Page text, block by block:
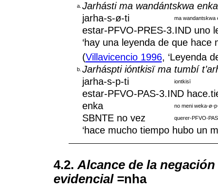
a. Jarhásti ma wandántskwa
jarha-s-ø-ti
ma wandantskwa
estar-PFVO-PRES-3.IND uno
‘hay una leyenda de que hace
(Villavicencio 1996, ‘Leyenda
b. Jarháspti ióntkisï ma tumbí
jarha-s-p-ti
iontkisï
estar-PFVO-PAS-3.IND
enka
no meni weka-ø-
SBNTE no vez querer-PFVO-
‘hace mucho tiempo hubo un
4.2. Alcance de la
evidencial =nha